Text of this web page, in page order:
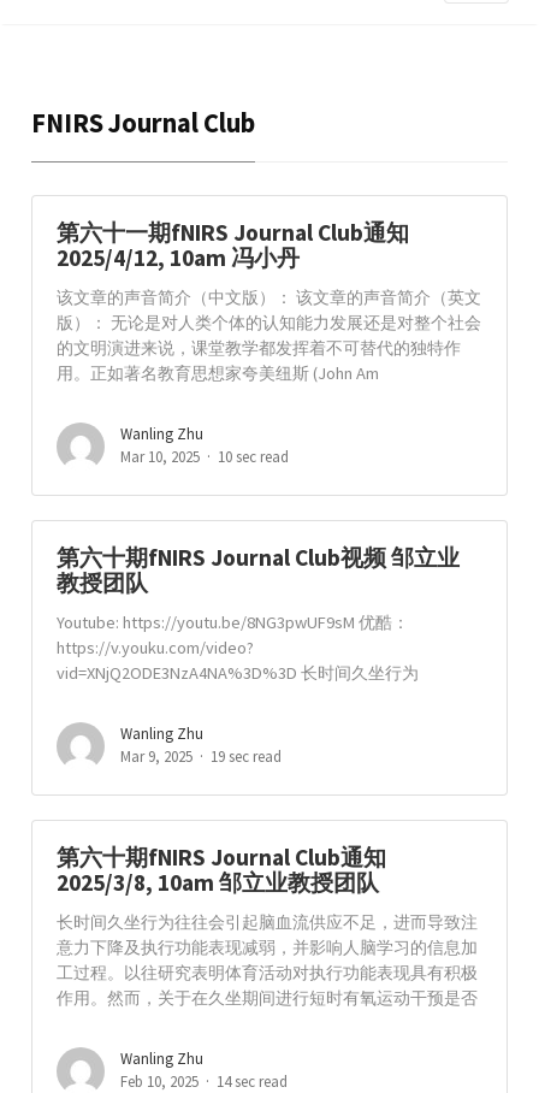
FNIRS Journal Club
第六十一期fNIRS Journal Club通知
2025/4/12, 10am 冯小丹
该文章的声音简介（中文版）： 该文章的声音简介（英文
版）： 无论是对人类个体的认知能力发展还是对整个社会
的文明演进来说，课堂教学都发挥着不可替代的独特作
用。正如著名教育思想家夸美纽斯 (John Am
Wanling Zhu
Mar 10, 2025
10 sec read
第六十期fNIRS Journal Club视频 邹立业
教授团队
Youtube: https://youtu.be/8NG3pwUF9sM 优酷：
https://v.youku.com/video?
vid=XNjQ2ODE3NzA4NA%3D%3D 长时间久坐行为
Wanling Zhu
Mar 9, 2025
19 sec read
第六十期fNIRS Journal Club通知
2025/3/8, 10am 邹立业教授团队
长时间久坐行为往往会引起脑血流供应不足，进而导致注
意力下降及执行功能表现减弱，并影响人脑学习的信息加
工过程。以往研究表明体育活动对执行功能表现具有积极
作用。然而，关于在久坐期间进行短时有氧运动干预是否
Wanling Zhu
Feb 10, 2025
14 sec read